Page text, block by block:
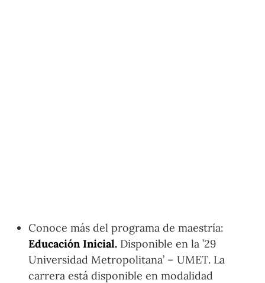
Conoce más del programa de maestría:
Educación Inicial. Disponible en la ’29
Universidad Metropolitana’ – UMET. La
carrera está disponible en modalidad